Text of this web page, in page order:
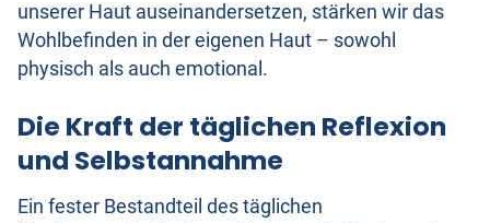
unserer Haut auseinandersetzen, stärken wir das
Wohlbefinden in der eigenen Haut – sowohl
physisch als auch emotional.
Die Kraft der täglichen Reflexion
und Selbstannahme
Ein fester Bestandteil des täglichen